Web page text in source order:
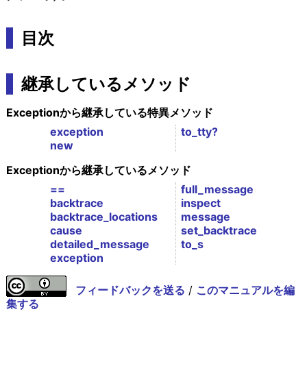
目次
継承しているメソッド
Exceptionから継承している特異メソッド
exception
new
to_tty?
Exceptionから継承しているメソッド
==
backtrace
backtrace_locations
cause
detailed_message
exception
full_message
inspect
message
set_backtrace
to_s
フィードバックを送る / このマニュアルを編
集する